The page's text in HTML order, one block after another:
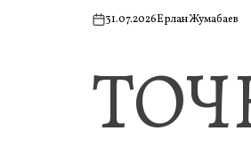
on31.07.2026Ерлан Жумабаев